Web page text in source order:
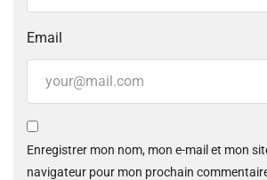
Email
Enregistrer mon nom, mon e-mail et mon
navigateur pour mon prochain